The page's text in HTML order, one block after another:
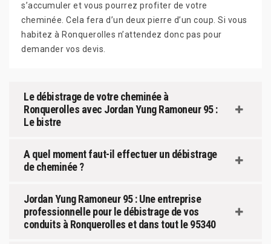
s’accumuler et vous pourrez profiter de votre
cheminée. Cela fera d’un deux pierre d’un coup. Si vous
habitez à Ronquerolles n’attendez donc pas pour
demander vos devis.
Le débistrage de votre cheminée à
Ronquerolles avec Jordan Yung Ramoneur 95 :
Le bistre
A quel moment faut-il effectuer un débistrage
de cheminée ?
Jordan Yung Ramoneur 95 : Une entreprise
professionnelle pour le débistrage de vos
conduits à Ronquerolles et dans tout le 95340